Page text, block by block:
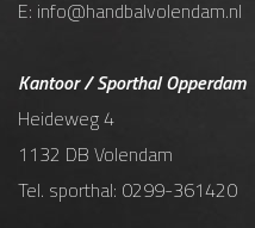
E: info@handbalvolendam.nl
Kantoor / Sporthal Opperdam
Heideweg 4
1132 DB Volendam
Tel. sporthal: 0299-361420